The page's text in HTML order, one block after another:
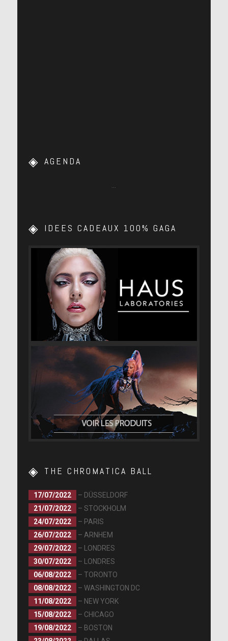
AGENDA
IDEES CADEAUX 100% GAGA
THE CHROMATICA BALL
17/07/2022
– DÜSSELDORF
21/07/2022
– STOCKHOLM
24/07/2022
– PARIS
26/07/2022
– ARNHEM
29/07/2022
– LONDRES
30/07/2022
– LONDRES
06/08/2022
– TORONTO
08/08/2022
– WASHINGTON DC
11/08/2022
– NEW YORK
15/08/2022
– CHICAGO
19/08/2022
– BOSTON